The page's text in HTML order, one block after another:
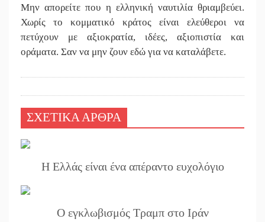
Μην απορείτε που η ελληνική ναυτιλία θριαμβεύει.
Χωρίς το κομματικό κράτος είναι ελεύθεροι να
πετύχουν με αξιοκρατία, ιδέες, αξιοπιστία και
οράματα. Σαν να μην ζουν εδώ για να καταλάβετε.
ΣΧΕΤΙΚΑ ΑΡΘΡΑ
Η Ελλάς είναι ένα απέραντο ευχολόγιο
Ο εγκλωβισμός Τραμπ στο Ιράν